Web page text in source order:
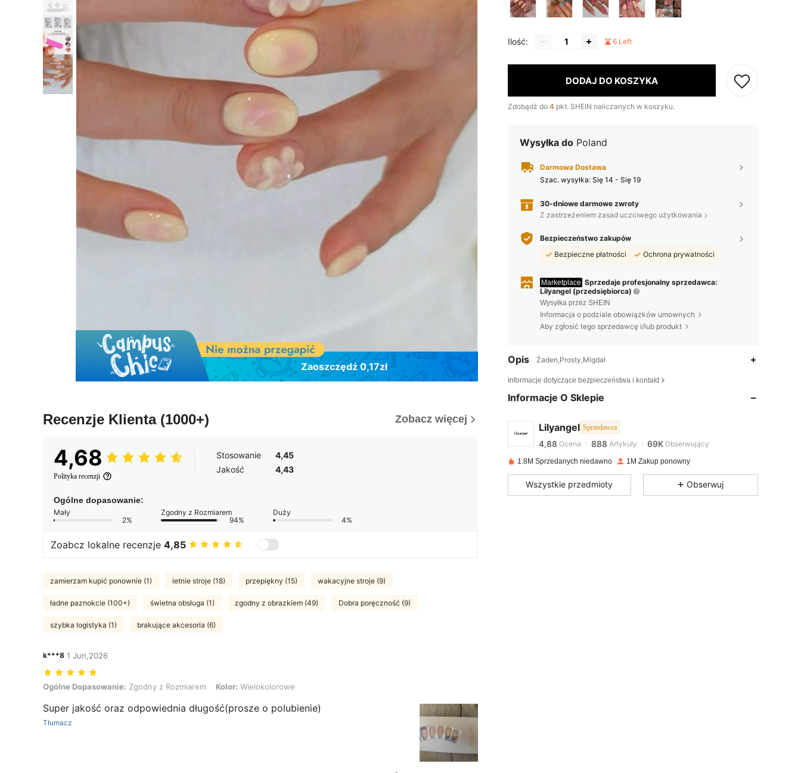
Zaoszczędź 0,17zł
Recenzje Klienta (1000+) Zobacz więcej
4,68
Polityka recenzji
Stosowanie
4,45
Jakość
4,43
Ogólne dopasowanie:
Mały
2%
Zgodny z Rozmiarem
94%
Duży
4%
Zoabcz lokalne recenzje 4,85
zamierzam kupić ponownie (1) letnie stroje (18) przepiękny (15) wakacyjne stroje (9)
ładne paznokcie (100+) świetna obsługa (1) zgodny z obrazkiem (49) Dobra poręczność (9)
szybka logistyka (1) brakujące akcesoria (6)
k***8 1 Jun,2026
Ogólne Dopasowanie: Zgodny z Rozmiarem, Kolor: Wielokolorowe
Ogólne Dopasowanie: Zgodny z Rozmiarem Kolor: Wielokolorowe
Super jakość oraz odpowiednia długość(prosze o polubienie)
Tłumacz
Ilość: 6 Left
DODAJ DO KOSZYKA
Zdobądź do 4 pkt. SHEIN naliczanych w koszyku.
Wysyłka do Poland
Darmowa Dostawa
Szac. wysyłka: Się 14 - Się 19
30-dniowe darmowe zwroty
Z zastrzeżeniem zasad uczciwego użytkowania
Bezpieczeństwo zakupów
Bezpieczne płatności
Ochrona prywatności
Marketplace Sprzedaje profesjonalny sprzedawca:
Lilyangel (przedsiębiorca)
Wysyłka przez SHEIN
Informacja o podziale obowiązków umownych
Aby zgłosić tego sprzedawcę i/lub produkt
Opis Żaden,Prosty,Migdał
Informacje dotyczące bezpieczeństwa i kontakt
Informacje O Sklepie
Lilyangel Sprzedawca
888
4,88 888
M***a zapłacono1 dzień temu
4,88 888 69K
1.8M Sprzedanych niedawno 1M Zakup ponowny
Wszystkie przedmioty Obserwuj